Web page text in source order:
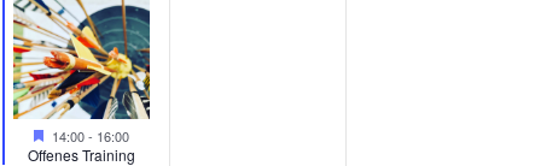
Hervorgehoben
14:00- 16:00
Offenes Training